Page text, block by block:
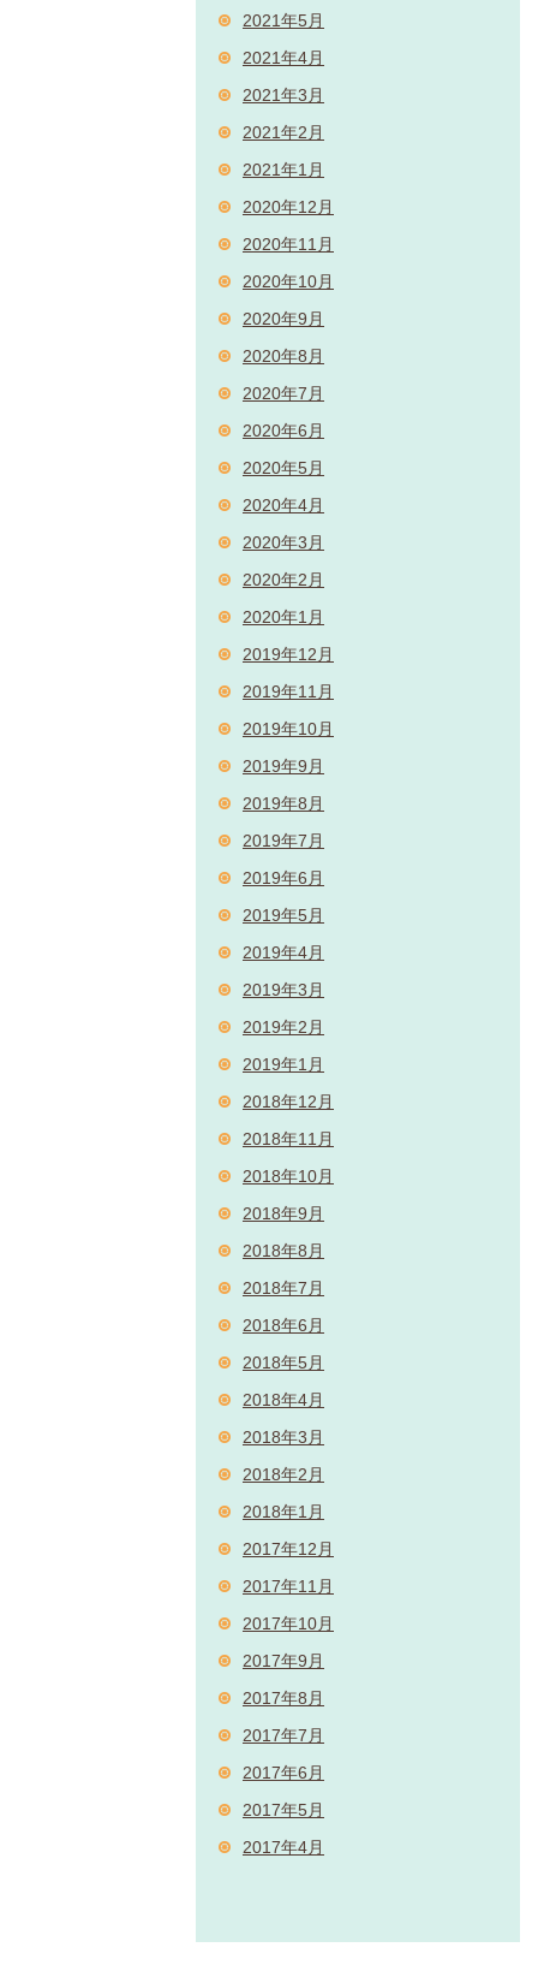
2021年5月
2021年4月
2021年3月
2021年2月
2021年1月
2020年12月
2020年11月
2020年10月
2020年9月
2020年8月
2020年7月
2020年6月
2020年5月
2020年4月
2020年3月
2020年2月
2020年1月
2019年12月
2019年11月
2019年10月
2019年9月
2019年8月
2019年7月
2019年6月
2019年5月
2019年4月
2019年3月
2019年2月
2019年1月
2018年12月
2018年11月
2018年10月
2018年9月
2018年8月
2018年7月
2018年6月
2018年5月
2018年4月
2018年3月
2018年2月
2018年1月
2017年12月
2017年11月
2017年10月
2017年9月
2017年8月
2017年7月
2017年6月
2017年5月
2017年4月